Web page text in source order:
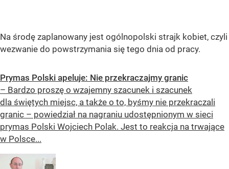
Na środę zaplanowany jest ogólnopolski strajk kobiet, czyli
wezwanie do powstrzymania się tego dnia od pracy.
Prymas Polski apeluje: Nie przekraczajmy granic
– Bardzo proszę o wzajemny szacunek i szacunek
dla świętych miejsc, a także o to, byśmy nie przekraczali
granic – powiedział na nagraniu udostępnionym w sieci
prymas Polski Wojciech Polak. Jest to reakcja na trwające
w Polsce...